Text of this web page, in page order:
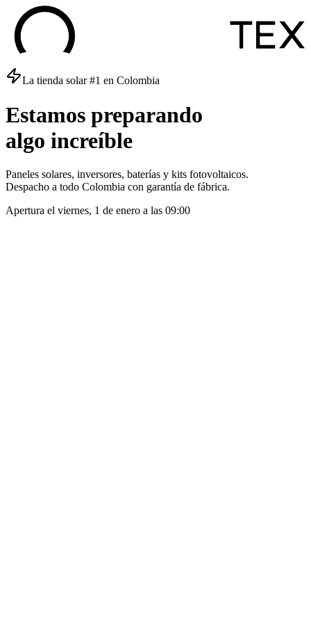
La tienda solar #1 en Colombia
Estamos preparando
algo increíble
Paneles solares, inversores, baterías y kits fotovoltaicos.
Despacho a todo Colombia con garantía de fábrica.
Apertura el viernes, 1 de enero a las 09:00